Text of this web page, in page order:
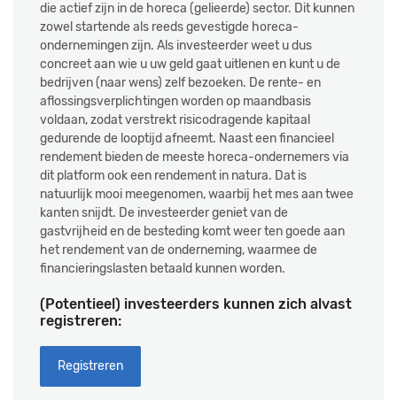
die actief zijn in de horeca (gelieerde) sector. Dit kunnen
zowel startende als reeds gevestigde horeca-
ondernemingen zijn. Als investeerder weet u dus
concreet aan wie u uw geld gaat uitlenen en kunt u de
bedrijven (naar wens) zelf bezoeken. De rente- en
aflossingsverplichtingen worden op maandbasis
voldaan, zodat verstrekt risicodragende kapitaal
gedurende de looptijd afneemt. Naast een financieel
rendement bieden de meeste horeca-ondernemers via
dit platform ook een rendement in natura. Dat is
natuurlijk mooi meegenomen, waarbij het mes aan twee
kanten snijdt. De investeerder geniet van de
gastvrijheid en de besteding komt weer ten goede aan
het rendement van de onderneming, waarmee de
financieringslasten betaald kunnen worden.
(Potentieel) investeerders kunnen zich alvast
registreren:
Registreren